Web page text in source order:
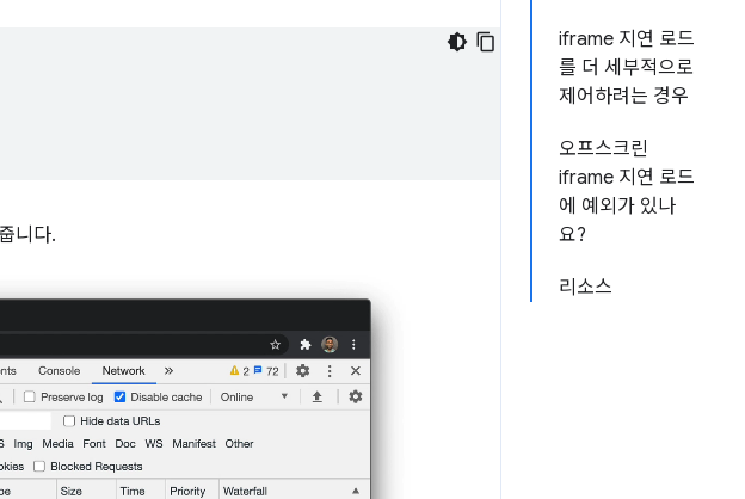
iframe 지연 로드
를 더 세부적으로
제어하려는 경우
오프스크린
iframe 지연 로드
에 예외가 있나
요?
리소스
니다.